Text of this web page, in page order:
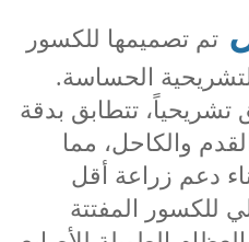
تم تصميمها للكسور
الحساسة.
تتطابق بدقة
والكاحل، مما
دعم زراعة أقل
للكسور المفتتة